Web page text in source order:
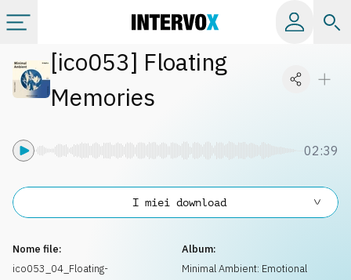
Categorie
[ico053] Floating
Memories
02:39
Nome file:
ico053_04_Floating-
Album:
Minimal Ambient: Emotional
I miei download